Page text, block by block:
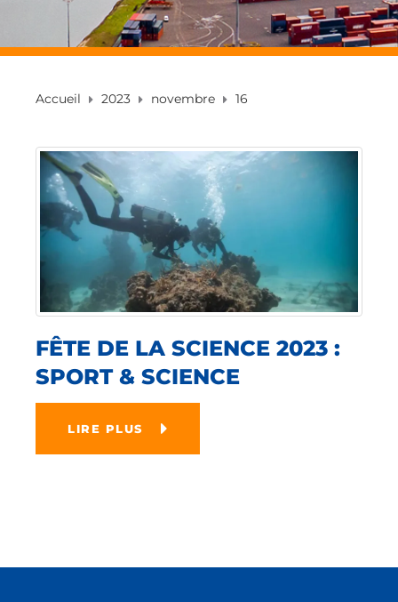
Accueil 2023 novembre 16
FÊTE DE LA SCIENCE 2023 :
SPORT & SCIENCE
LIRE PLUS